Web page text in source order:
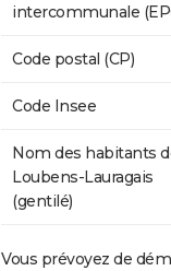
intercommunale
Code postal (CP)
Code Insee
Nom des habitants
Loubens-Lauragais
(gentilé)
Vous prévoyez de